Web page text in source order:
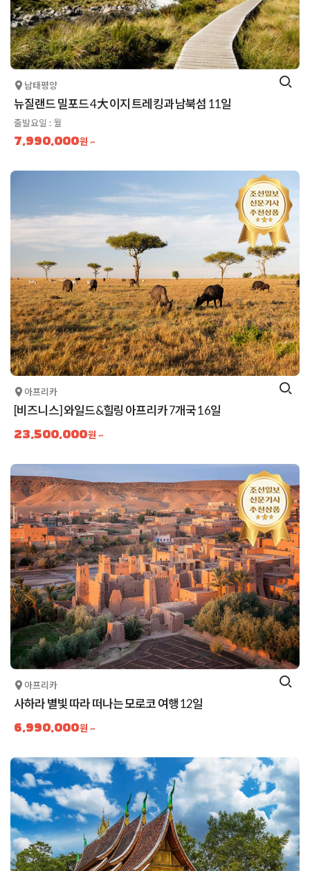
남태평양
뉴질랜드 밀포드 4大 이지 트레킹과 남북섬 11일
출발요일 : 월
7,990,000원 ~
아프리카
[비즈니스] 와일드&힐링 아프리카 7개국 16일
23,500,000원 ~
아프리카
사하라 별빛 따라 떠나는 모로코 여행 12일
6,990,000원 ~